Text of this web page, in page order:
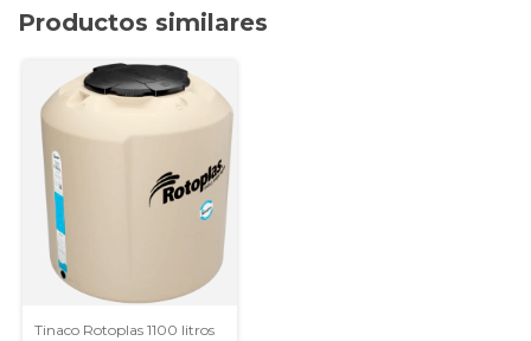
Productos similares
Tinaco Rotoplas 1100 litros